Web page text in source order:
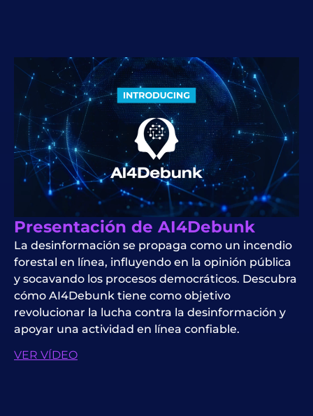
Presentación de AI4Debunk
La desinformación se propaga como un incendio
forestal en línea, influyendo en la opinión pública
y socavando los procesos democráticos. Descubra
cómo AI4Debunk tiene como objetivo
revolucionar la lucha contra la desinformación y
apoyar una actividad en línea confiable.
VER VÍDEO